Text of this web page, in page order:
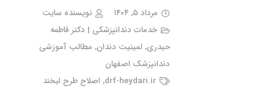
مرداد ۵, ۱۴۰۴
نویسنده سایت
خدمات دندانپزشکی | دکتر فاطمه
حیدری, لمینیت دندان, مطالب آموزشی
دندانپزشک اصفهان
drf-heydari.ir
, اصلاح طرح لبخند